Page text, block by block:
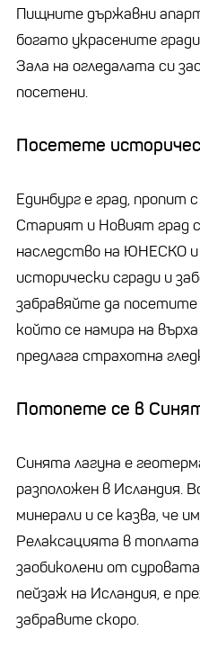
Пищните държавни
богато украсените
Зала на огледалата си
посетени.
Посетете
Единбург е град, пропит
Старият и Новият град
наследство на ЮНЕСКО и
исторически сгради и
забравяйте да посетите
който се намира на
предлага страхотна
Потопете се в
Синята лагуна е
разположен в Исландия.
минерали и се казва, че
Релаксацията в
заобиколени от
пейзаж на Исландия, е
забравите скоро.